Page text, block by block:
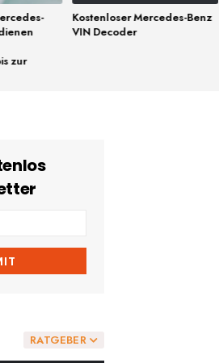
zur
Kostenloser Mercedes-Benz
VIN Decoder
RATGEBER